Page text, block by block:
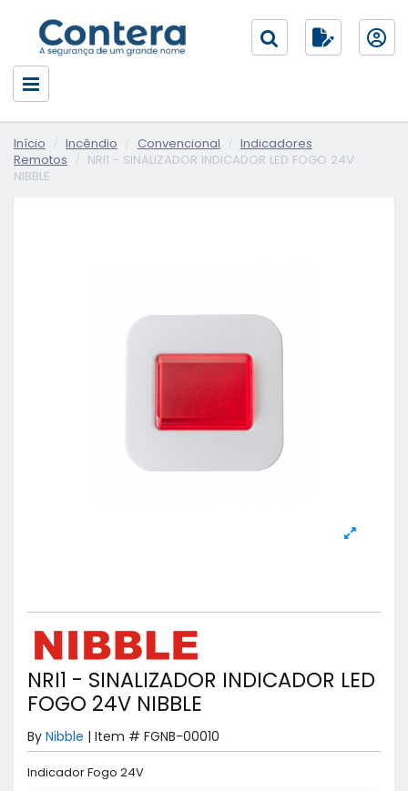
Início Incêndio Convencional
Indicadores
Remotos
NRI1 - SINALIZADOR INDICADOR LED FOGO 24V
NIBBLE
NRI1 - SINALIZADOR INDICADOR LED
FOGO 24V NIBBLE
By Nibble | Item # FGNB-00010
Indicador Fogo 24V